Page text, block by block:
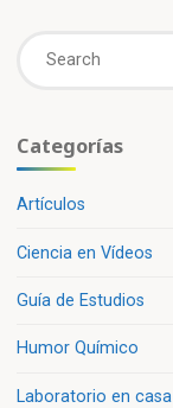
Categorías
Artículos
Ciencia en Vídeos
Guía de Estudios
Humor Químico
Laboratorio en casa